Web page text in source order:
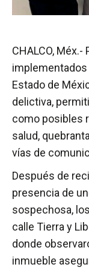
CHALCO,
implementados
Estado de
delictiva,
como posibles
salud,
vías de
Después de
presencia de
sospechosa,
calle Tierra y
donde
inmueble